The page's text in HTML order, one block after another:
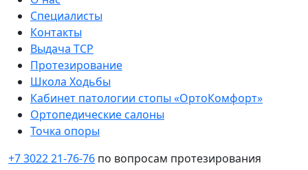
Специалисты
Контакты
Выдача ТСР
Протезирование
Школа Ходьбы
Кабинет патологии стопы «ОртоКомфорт»
Ортопедические салоны
Точка опоры
+7 3022 21-76-76 по вопросам протезирования